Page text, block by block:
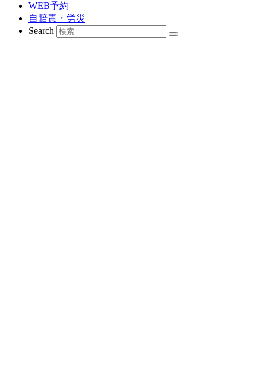
WEB予約
自賠責・労災
Search